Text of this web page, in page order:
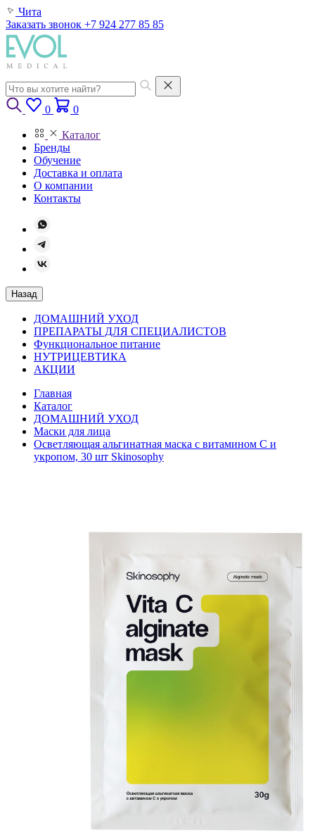
Чита
Заказать звонок +7 924 277 85 85
0 0
Каталог
Бренды
Обучение
Доставка и оплата
О компании
Контакты
Назад
ДОМАШНИЙ УХОД
ПРЕПАРАТЫ ДЛЯ СПЕЦИАЛИСТОВ
Функциональное питание
НУТРИЦЕВТИКА
АКЦИИ
Главная
Каталог
ДОМАШНИЙ УХОД
Маски для лица
Осветляющая альгинатная маска с витамином С и
укропом, 30 шт Skinosophy